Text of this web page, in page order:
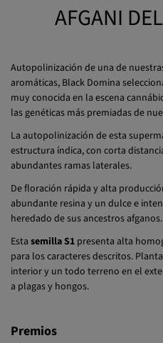
AFGANI
Autopolinización de una de
aromáticas, Black Domina
muy conocida en la escena
las genéticas más premiadas de
La autopolinización de esta
estructura índica, con corta
abundantes ramas laterales.
De floración rápida y alta
abundante resina y un dulce e
heredado de sus ancestros afganos.
Esta semilla S1 presenta alta
para los caracteres descritos.
interior y un todo terreno en el
a plagas y hongos.
Premios